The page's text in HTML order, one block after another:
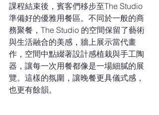
課程結束後，賓客們移步至The Studio
準備好的優雅用餐區。不同於一般的商
務聚餐，The Studio 的空間保留了藝術
與生活融合的美感，牆上展示當代畫
作，空間中點綴著設計感植栽與手工陶
器，讓每一次用餐都像是一場細膩的展
覽。這樣的氛圍，讓晚餐更具儀式感，
也更有餘韻。